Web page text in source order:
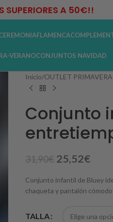
SUPERIORES A 50€!!
FLAMENCA
VERANOCONJUNTOS NAVIDAD
Inicio/OUTLET
Conjunto
31,90€ 25,52€
Conjunto infantil de Bluey
chaqueta y pantalón
TALLA